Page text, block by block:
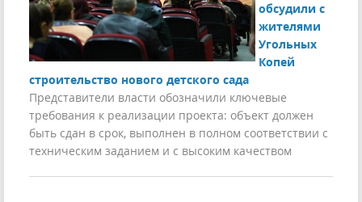
обсудили с
жителями
Угольных
Копей
строительство нового детского сада
Представители власти обозначили ключевые
требования к реализации проекта: объект должен
быть сдан в срок, выполнен в полном соответствии с
техническим заданием и с высоким качеством